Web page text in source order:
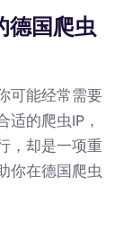
德国爬虫
可能经常需要
适的爬虫IP，
，却是一项重
你在德国爬虫